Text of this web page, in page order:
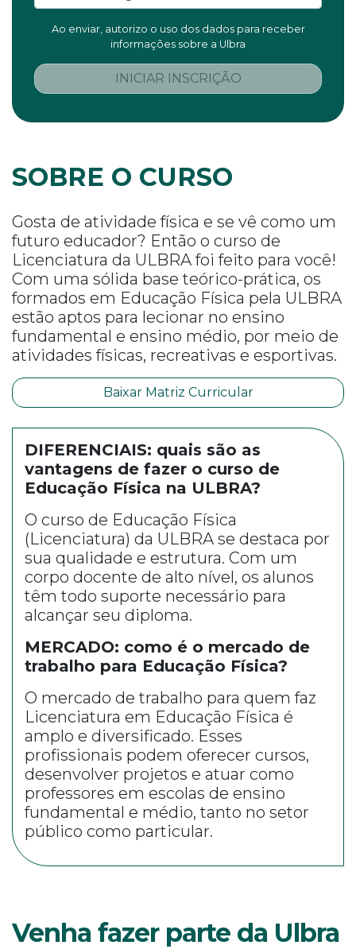
Ao enviar, autorizo o uso dos dados para receber
informações sobre a Ulbra
INICIAR INSCRIÇÃO
SOBRE O CURSO
Gosta de atividade física e se vê como um
futuro educador? Então o curso de
Licenciatura da ULBRA foi feito para você!
Com uma sólida base teórico-prática, os
formados em Educação Física pela ULBRA
estão aptos para lecionar no ensino
fundamental e ensino médio, por meio de
atividades físicas, recreativas e esportivas.
Baixar Matriz Curricular
DIFERENCIAIS: quais são as
vantagens de fazer o curso de
Educação Física na ULBRA?
O curso de Educação Física
(Licenciatura) da ULBRA se destaca por
sua qualidade e estrutura. Com um
corpo docente de alto nível, os alunos
têm todo suporte necessário para
alcançar seu diploma.
MERCADO: como é o mercado de
trabalho para Educação Física?
O mercado de trabalho para quem faz
Licenciatura em Educação Física é
amplo e diversificado. Esses
profissionais podem oferecer cursos,
desenvolver projetos e atuar como
professores em escolas de ensino
fundamental e médio, tanto no setor
público como particular.
Venha fazer parte da Ulbra